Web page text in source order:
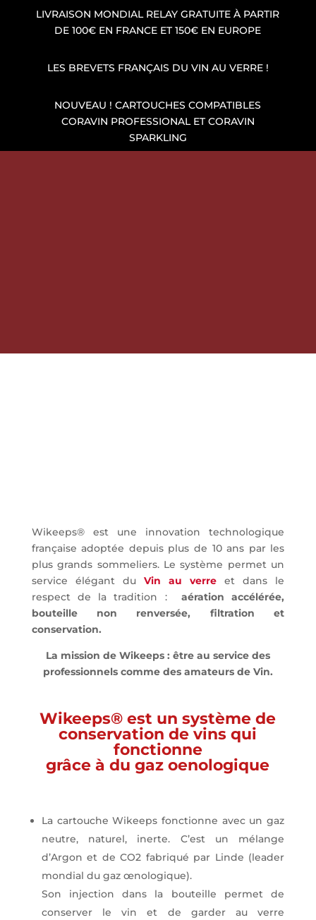
LIVRAISON MONDIAL RELAY GRATUITE À PARTIR
DE 100€ EN FRANCE ET 150€ EN EUROPE
LES BREVETS FRANÇAIS DU VIN AU VERRE !
NOUVEAU ! CARTOUCHES COMPATIBLES
CORAVIN PROFESSIONAL ET CORAVIN
SPARKLING
Wikeeps® est une innovation technologique
française adoptée depuis plus de 10 ans par les
plus grands sommeliers. Le système permet un
service élégant du Vin au verre et dans le
respect de la tradition : aération accélérée,
bouteille non renversée, filtration et
conservation.
La mission de Wikeeps : être au service des
professionnels comme des amateurs de Vin.
Wikeeps® est un système de
conservation de vins qui
fonctionne
grâce à du gaz oenologique
La cartouche Wikeeps fonctionne avec un gaz
neutre, naturel, inerte. C’est un mélange
d’Argon et de CO2 fabriqué par Linde (leader
mondial du gaz œnologique).
Son injection dans la bouteille permet de
conserver le vin et de garder au verre